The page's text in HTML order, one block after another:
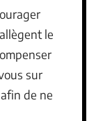
le
sur
de ne